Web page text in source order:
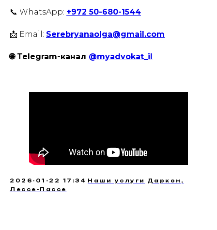
📞 WhatsApp: +972 50-680-1544
📩 Email: Serebryanaolga@gmail.com
🌐 Telegram-канал @myadvokat_il
2026-01-22 17:34 Наши услуги
Даркон,
Лессе-Пассе